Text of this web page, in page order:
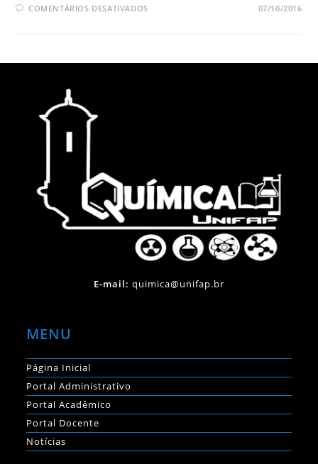
COMENTÁRIOS DESATIVADOS 07/10/2016
E-mail: quimica@unifap.br
MENU
Página Inicial
Portal Administrativo
Portal Acadêmico
Portal Docente
Notícias